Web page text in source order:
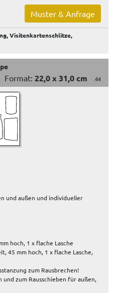
Muster & Anfrage
Visitenkartenschlitze,
Format: 22,0 x 31,0 cm .44
und außen und individueller
hoch, 1 x flache Lasche
45 mm hoch, 1 x flache Lasche,
zum Rausbrechen!
zum Rausschieben für außen,